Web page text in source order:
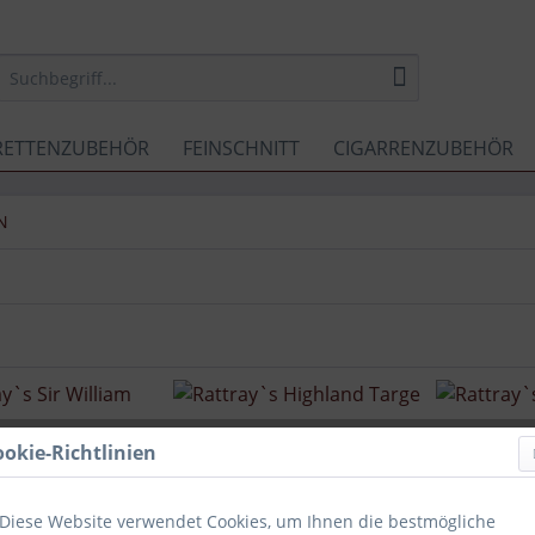
FEINSCHNITT CIGARRENZUBEHÖR
Richtlinien
Diese Website verwendet Cookies, um Ihnen die bestmögliche